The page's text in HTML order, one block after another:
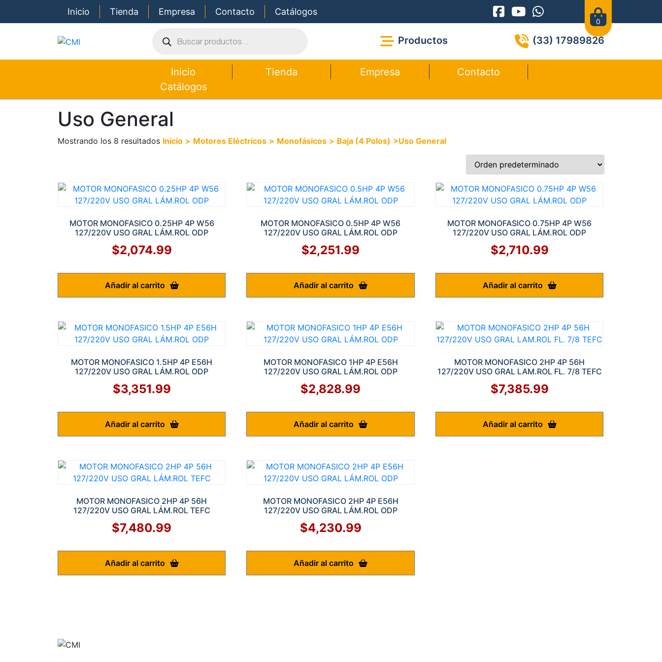
Inicio Tienda Empresa Contacto Catálogos
0
Productos (33) 17989826
Inicio Tienda Empresa
Contacto
Catálogos
Uso General
Mostrando los 8 resultados Inicio > Motores Eléctricos > Monofásicos > Baja (4 Polos) >Uso General
MOTOR MONOFASICO 0.25HP 4P W56
127/220V USO GRAL LÁM.ROL ODP
$2,074.99
Añadir al carrito
MOTOR MONOFASICO 0.5HP 4P W56
127/220V USO GRAL LÁM.ROL ODP
$2,251.99
Añadir al carrito
MOTOR MONOFASICO 0.75HP 4P W56
127/220V USO GRAL LÁM.ROL ODP
$2,710.99
Añadir al carrito
MOTOR MONOFASICO 1.5HP 4P E56H
127/220V USO GRAL LÁM.ROL ODP
$3,351.99
Añadir al carrito
MOTOR MONOFASICO 1HP 4P E56H
127/220V USO GRAL LÁM.ROL ODP
$2,828.99
Añadir al carrito
MOTOR MONOFASICO 2HP 4P 56H
127/220V USO GRAL LAM.ROL FL. 7/8 TEFC
$7,385.99
Añadir al carrito
MOTOR MONOFASICO 2HP 4P 56H
127/220V USO GRAL LÁM.ROL TEFC
$7,480.99
Añadir al carrito
MOTOR MONOFASICO 2HP 4P E56H
127/220V USO GRAL LÁM.ROL ODP
$4,230.99
Añadir al carrito